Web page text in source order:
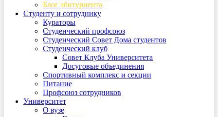
Блог абитуриента
Студенту и сотруднику
Кураторы
Студенческий профсоюз
Студенческий Совет Дома студентов
Студенческий клуб
Совет Клуба Университета
Досуговые объединения
Спортивный комплекс и секции
Питание
Профсоюз сотрудников
Университет
О вузе